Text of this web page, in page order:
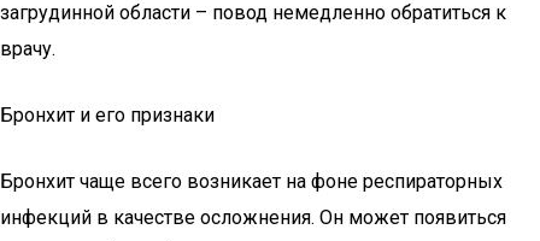
загрудинной области – повод немедленно обратиться к
врачу.
Бронхит и его признаки
Бронхит чаще всего возникает на фоне респираторных
инфекций в качестве осложнения. Он может появиться